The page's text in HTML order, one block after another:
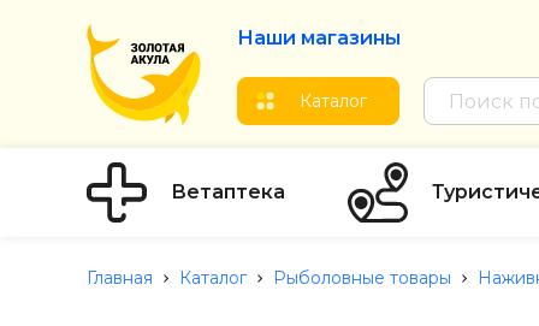
Наши магазины
Каталог
Ветаптека
Главная Каталог Рыболовные товары